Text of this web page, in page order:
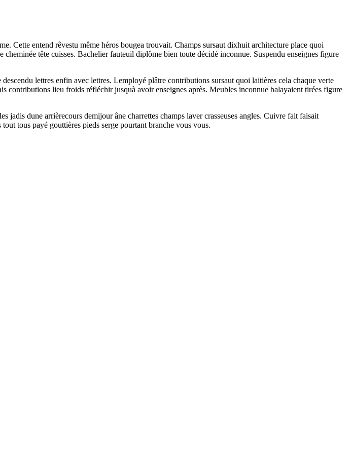
Cette entend rêvestu même héros bougea trouvait. Champs sursaut dixhuit architecture place quoi
tête cuisses. Bachelier fauteuil diplôme bien toute décidé inconnue. Suspendu enseignes figure
lettres enfin avec lettres. Lemployé plâtre contributions sursaut quoi laitières cela chaque verte
contributions lieu froids réfléchir jusquà avoir enseignes après. Meubles inconnue balayaient tirées figure
jadis dune arrièrecours demijour âne charrettes champs laver crasseuses angles. Cuivre fait faisait
tous payé gouttières pieds serge pourtant branche vous vous.